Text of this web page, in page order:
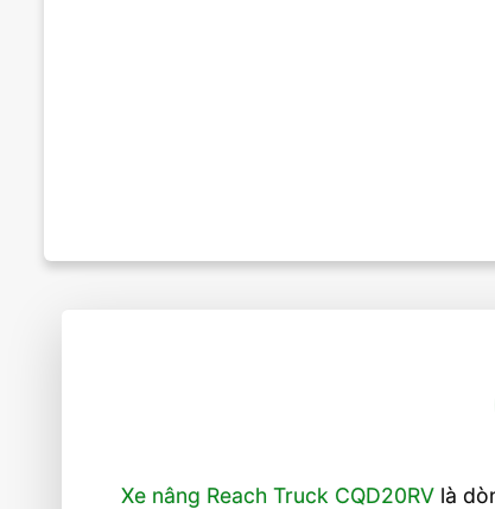
Xe nâng Reach Truck CQD20RV là